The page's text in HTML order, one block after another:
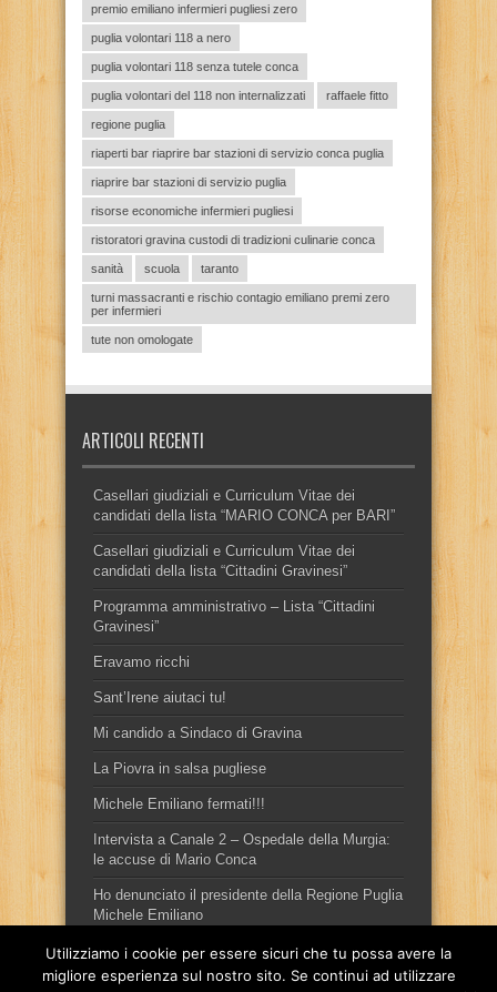
premio emiliano infermieri pugliesi zero
puglia volontari 118 a nero
puglia volontari 118 senza tutele conca
puglia volontari del 118 non internalizzati raffaele fitto
regione puglia
riaperti bar riaprire bar stazioni di servizio conca puglia
riaprire bar stazioni di servizio puglia
risorse economiche infermieri pugliesi
ristoratori gravina custodi di tradizioni culinarie conca
sanità scuola taranto
turni massacranti e rischio contagio emiliano premi zero
per infermieri
tute non omologate
ARTICOLI RECENTI
Casellari giudiziali e Curriculum Vitae dei
candidati della lista “MARIO CONCA per BARI”
Casellari giudiziali e Curriculum Vitae dei
candidati della lista “Cittadini Gravinesi”
Programma amministrativo – Lista “Cittadini
Gravinesi”
Eravamo ricchi
Sant’Irene aiutaci tu!
Mi candido a Sindaco di Gravina
La Piovra in salsa pugliese
Michele Emiliano fermati!!!
Intervista a Canale 2 – Ospedale della Murgia:
le accuse di Mario Conca
Ho denunciato il presidente della Regione Puglia
Michele Emiliano
Utilizziamo i cookie per essere sicuri che tu possa avere la
migliore esperienza sul nostro sito. Se continui ad utilizzare